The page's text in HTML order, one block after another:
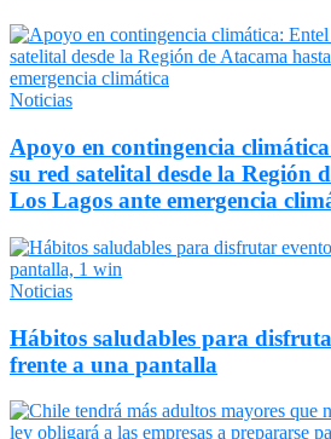
Noticias
Apoyo en contingencia
su red satelital desde la Región
Los Lagos ante emergencia
Noticias
Hábitos saludables para
frente a una pantalla